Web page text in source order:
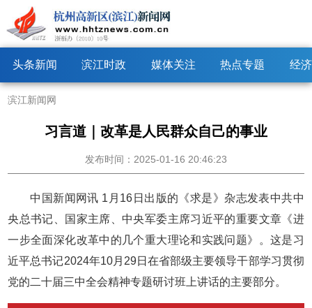
头条新闻 滨江时政 媒体关注 热点专题 经
滨江新闻网
习言道｜改革是人民群众自己的事业
发布时间：2025-01-16 20:46:23
中国新闻网讯 1月16日出版的《求是》杂志发表中共中
央总书记、国家主席、中央军委主席习近平的重要文章《进
一步全面深化改革中的几个重大理论和实践问题》。这是习
近平总书记2024年10月29日在省部级主要领导干部学习贯彻
党的二十届三中全会精神专题研讨班上讲话的主要部分。